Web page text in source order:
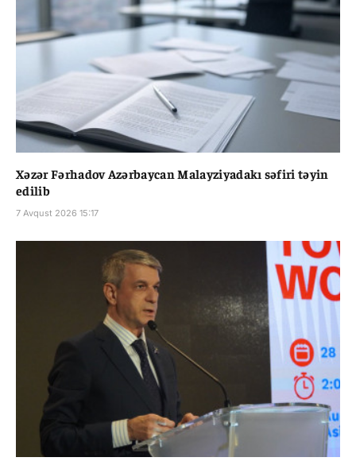
Xəzər Fərhadov Azərbaycan Malayziyadakı səfiri təyin
edilib
7 Avqust 2026 15:17